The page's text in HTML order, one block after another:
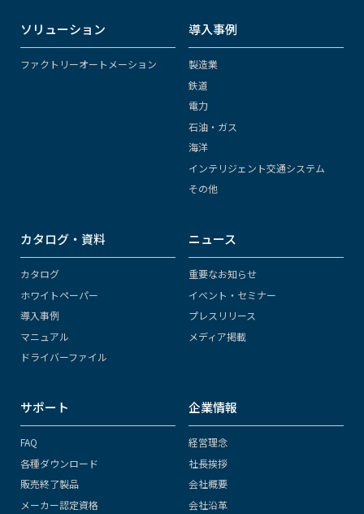
ソリューション
ファクトリーオートメーション
導入事例
製造業
鉄道
電力
石油・ガス
海洋
インテリジェント交通システム
その他
カタログ・資料
カタログ
ホワイトペーパー
導入事例
マニュアル
ドライバーファイル
ニュース
重要なお知らせ
イベント・セミナー
プレスリリース
メディア掲載
サポート
FAQ
各種ダウンロード
販売終了製品
メーカー認定資格
企業情報
経営理念
社長挨拶
会社概要
会社沿革